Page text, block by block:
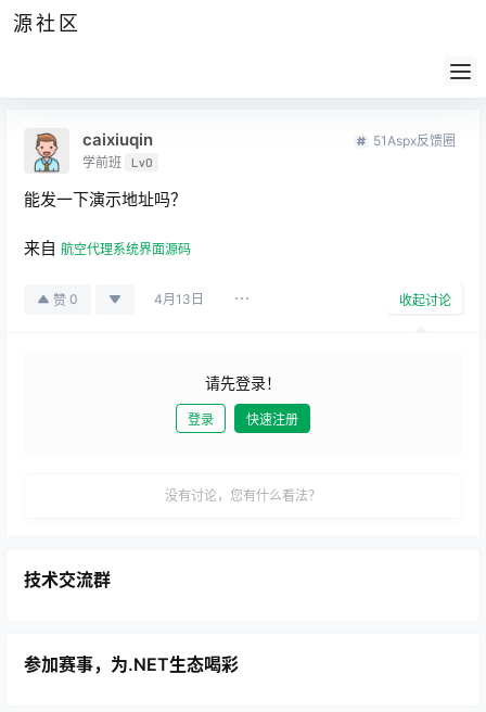
源社区
caixiuqin
学前班 Lv0
51Aspx反馈圈
能发一下演示地址吗？
来自 航空代理系统界面源码
赞 0 4月13日 收起讨论
请先登录！
登录 快速注册
没有讨论，您有什么看法？
技术交流群
参加赛事，为.NET生态喝彩